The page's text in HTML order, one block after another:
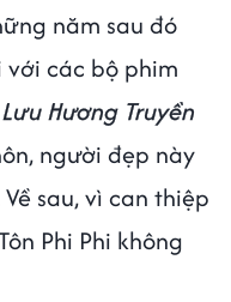
năm sau đó
các bộ phim
Hương Truyền
người đẹp này
sau, vì can thiệp
Phi Phi không